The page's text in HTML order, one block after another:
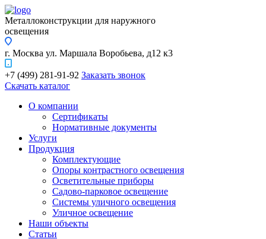
Металлоконструкции для наружного
освещения
г. Москва ул. Маршала Воробьева, д12 к3
+7 (499) 281-91-92 Заказать звонок
Скачать каталог
О компании
Сертификаты
Нормативные документы
Услуги
Продукция
Комплектующие
Опоры контрастного освещения
Осветительные приборы
Садово-парковое освещение
Системы уличного освещения
Уличное освещение
Наши объекты
Статьи